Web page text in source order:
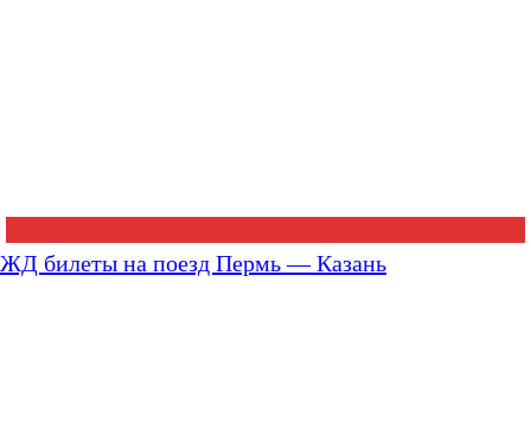
ЖД билеты на поезд Пермь — Казань